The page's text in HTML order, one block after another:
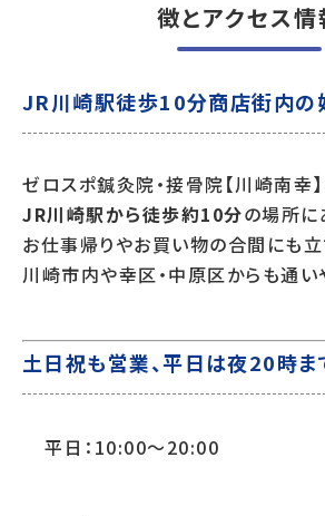
徴とアクセス情
JR川崎駅徒歩10分商店街内の
ゼロスポ鍼灸院・接骨院【川崎南幸】
JR川崎駅から徒歩約10分の場所に
お仕事帰りやお買い物の合間にも立
川崎市内や幸区・中原区からも通い
土日祝も営業、平日は夜20時ま
平日：10:00～20:00